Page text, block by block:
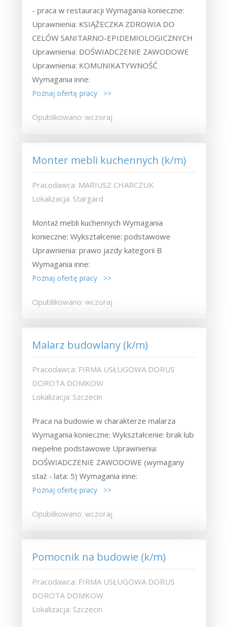
- praca w restauracji Wymagania konieczne:
Uprawnienia: KSIĄŻECZKA ZDROWIA DO
CELÓW SANITARNO-EPIDEMIOLOGICZNYCH
Uprawnienia: DOŚWIADCZENIE ZAWODOWE
Uprawnienia: KOMUNIKATYWNOŚĆ
Wymagania inne:
Poznaj ofertę pracy >>
Opublikowano: wczoraj
Monter mebli kuchennych (k/m)
Pracodawca: MARIUSZ CHARCZUK
Lokalizacja: Stargard
Montaż mebli kuchennych Wymagania
konieczne: Wykształcenie: podstawowe
Uprawnienia: prawo jazdy kategorii B
Wymagania inne:
Poznaj ofertę pracy >>
Opublikowano: wczoraj
Malarz budowlany (k/m)
Pracodawca: FIRMA USŁUGOWA DORUS
DOROTA DOMKOW
Lokalizacja: Szczecin
Praca na budowie w charakterze malarza
Wymagania konieczne: Wykształcenie: brak lub
niepełne podstawowe Uprawnienia:
DOŚWIADCZENIE ZAWODOWE (wymagany
staż - lata: 5) Wymagania inne:
Poznaj ofertę pracy >>
Opublikowano: wczoraj
Pomocnik na budowie (k/m)
Pracodawca: FIRMA USŁUGOWA DORUS
DOROTA DOMKOW
Lokalizacja: Szczecin